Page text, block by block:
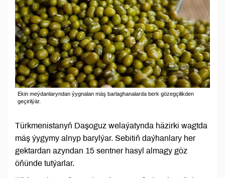
Ekin meýdanlaryndan ýygnalan mäş barlaghanalarda berk gözegçilikden
geçirilýär.
Türkmenistanyň Daşoguz welaýatynda häzirki wagtda
mäş ýygymy alnyp barylýar. Sebitiň daýhanlary her
gektardan azyndan 15 sentner hasyl almagy göz
öňünde tutýarlar.